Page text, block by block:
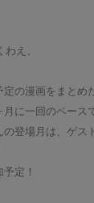
え、
の漫画をまとめ
に一回のペース
の登場月は、ゲス
定！